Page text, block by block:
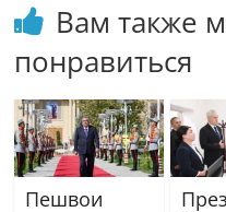
Вам также
понравиться
Пешвои